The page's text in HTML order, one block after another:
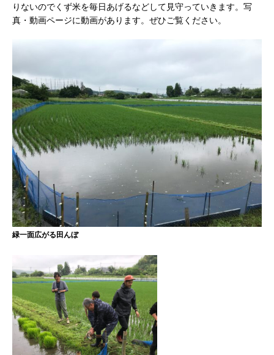
りないのでくず米を毎日あげるなどして見守っていきます。写
真・動画ページに動画があります。ぜひご覧ください。
緑一面広がる田んぼ